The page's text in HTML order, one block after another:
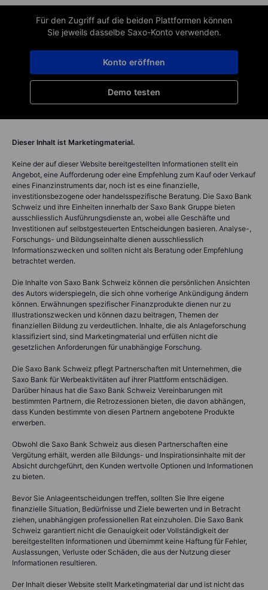
Für den Zugriff auf die beiden Plattformen können
Sie jeweils dasselbe Saxo-Konto verwenden.
Demo testen
Konto eröffnen
Dieser Inhalt ist Marketingmaterial.
Keine der auf dieser Website bereitgestellten Informationen stellt ein
Angebot, eine Aufforderung oder eine Empfehlung zum Kauf oder Verkauf
eines Finanzinstruments dar, noch ist es eine finanzielle,
investitionsbezogene oder handelsspezifische Beratung. Die Saxo Bank
Schweiz und ihre Einheiten innerhalb der Saxo Bank Gruppe bieten
ausschliesslich Ausführungsdienste an, wobei alle Geschäfte und
Investitionen auf selbstgesteuerten Entscheidungen basieren. Analyse-,
Forschungs- und Bildungseinhalte dienen ausschliesslich
Informationszwecken und sollten nicht als Beratung oder Empfehlung
betrachtet werden.
Die Inhalte von Saxo Bank Schweiz können die persönlichen Ansichten
des Autors widerspiegeln, die sich ohne vorherige Ankündigung ändern
können. Erwähnungen spezifischer Finanzprodukte dienen nur zu
Illustrationszwecken und können dazu beitragen, Themen der
finanziellen Bildung zu verdeutlichen. Inhalte, die als Anlageforschung
klassifiziert sind, sind Marketingmaterial und erfüllen nicht die
gesetzlichen Anforderungen für unabhängige Forschung.
Die Saxo Bank Schweiz pflegt Partnerschaften mit Unternehmen, die
Saxo Bank für Werbeaktivitäten auf ihrer Plattform entschädigen.
Darüber hinaus hat die Saxo Bank Schweiz Vereinbarungen mit
bestimmten Partnern, die Retrozessionen bieten, die davon abhängen,
dass Kunden bestimmte von diesen Partnern angebotene Produkte
erwerben.
Obwohl die Saxo Bank Schweiz aus diesen Partnerschaften eine
Vergütung erhält, werden alle Bildungs- und Inspirationsinhalte mit der
Absicht durchgeführt, den Kunden wertvolle Optionen und Informationen
zu bieten.
Bevor Sie Anlageentscheidungen treffen, sollten Sie Ihre eigene
finanzielle Situation, Bedürfnisse und Ziele bewerten und in Betracht
ziehen, unabhängigen professionellen Rat einzuholen. Die Saxo Bank
Schweiz garantiert nicht die Genauigkeit oder Vollständigkeit der
bereitgestellten Informationen und übernimmt keine Haftung für Fehler,
Auslassungen, Verluste oder Schäden, die aus der Nutzung dieser
Informationen resultieren.
Der Inhalt dieser Website stellt Marketingmaterial dar und ist nicht das